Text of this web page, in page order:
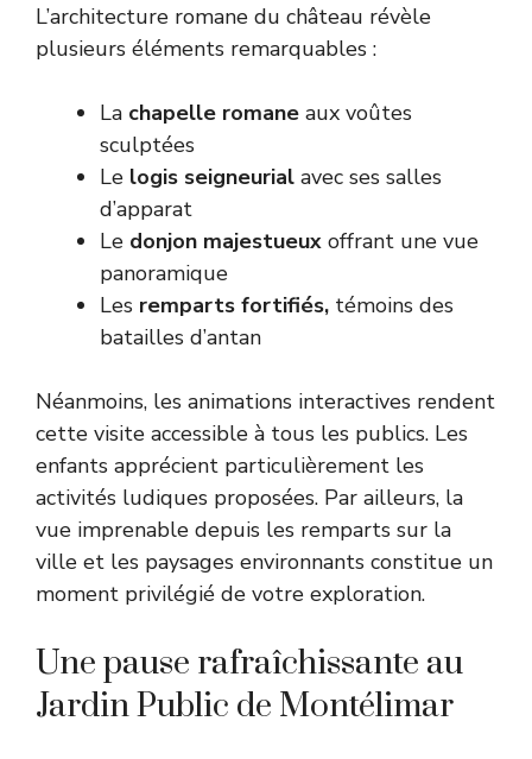
L’architecture romane du château révèle
plusieurs éléments remarquables :
La chapelle romane aux voûtes
sculptées
Le logis seigneurial avec ses salles
d’apparat
Le donjon majestueux offrant une vue
panoramique
Les remparts fortifiés, témoins des
batailles d’antan
Néanmoins, les animations interactives rendent
cette visite accessible à tous les publics. Les
enfants apprécient particulièrement les
activités ludiques proposées. Par ailleurs, la
vue imprenable depuis les remparts sur la
ville et les paysages environnants constitue un
moment privilégié de votre exploration.
Une pause rafraîchissante au
Jardin Public de Montélimar